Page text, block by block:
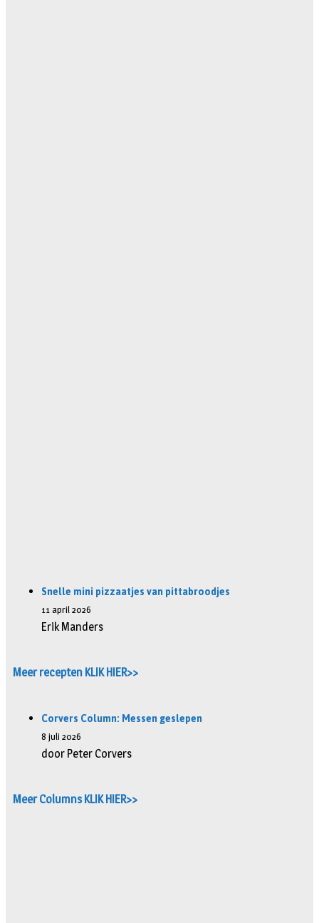
Snelle mini pizzaatjes van pittabroodjes
11 april 2026
Erik Manders
Meer recepten KLIK HIER>>
Corvers Column: Messen geslepen
8 juli 2026
door Peter Corvers
Meer Columns KLIK HIER>>